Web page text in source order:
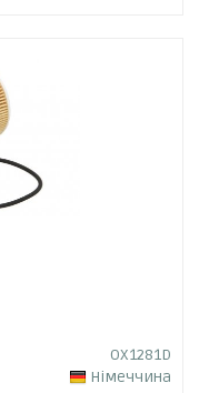
OX1281D
Німеччина